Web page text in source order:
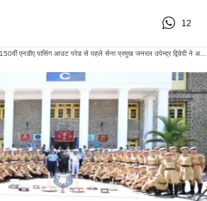
12
150वीं एनडीए पासिंग आउट परेड से पहले सेना प्रमुख जनरल उपेन्द्र द्विवेदी ने अल्मा मेटर चार्ली स्क्वाड्रन का दौरा किया